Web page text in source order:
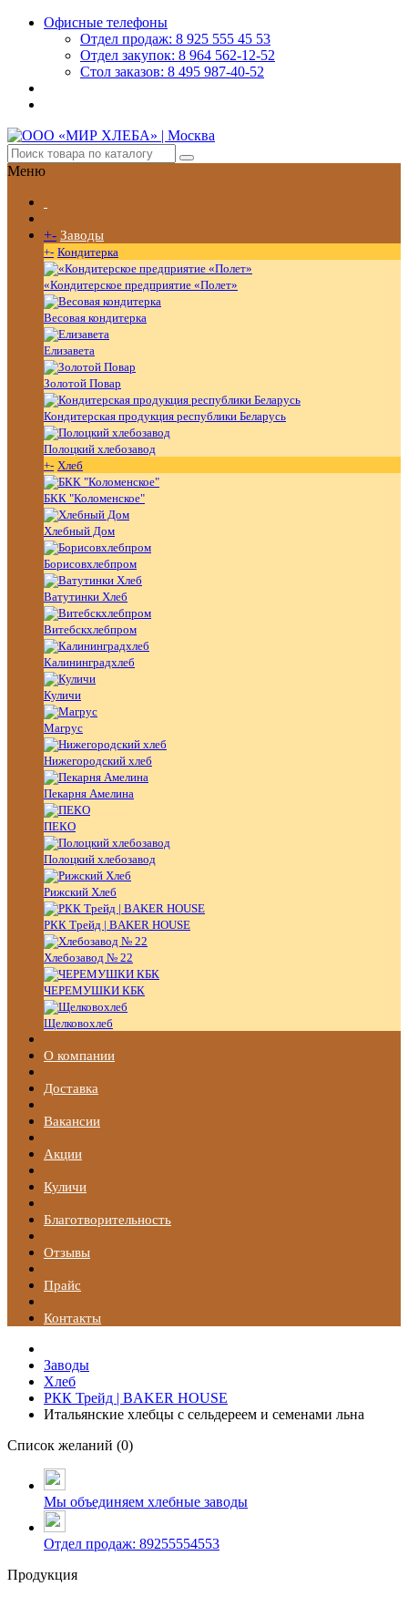
Офисные телефоны
Отдел продаж: 8 925 555 45 53
Отдел закупок: 8 964 562-12-52
Стол заказов: 8 495 987-40-52
Меню
+- Заводы
+- Кондитерка
«Кондитерское предприятие «Полет»
Весовая кондитерка
Елизавета
Золотой Повар
Кондитерская продукция республики Беларусь
Полоцкий хлебозавод
+- Хлеб
БКК "Коломенское"
Хлебный Дом
Борисовхлебпром
Ватутинки Хлеб
Витебскхлебпром
Калининградхлеб
Куличи
Магрус
Нижегородский хлеб
Пекарня Амелина
ПЕКО
Полоцкий хлебозавод
Рижский Хлеб
РКК Трейд | BAKER HOUSE
Хлебозавод № 22
ЧЕРЕМУШКИ КБК
Щелковохлеб
О компании
Доставка
Вакансии
Акции
Куличи
Благотворительность
Отзывы
Прайс
Контакты
Заводы
Хлеб
РКК Трейд | BAKER HOUSE
Итальянские хлебцы с сельдереем и семенами льна
Список желаний (0)
Мы объединяем хлебные заводы
Отдел продаж: 89255554553
Продукция